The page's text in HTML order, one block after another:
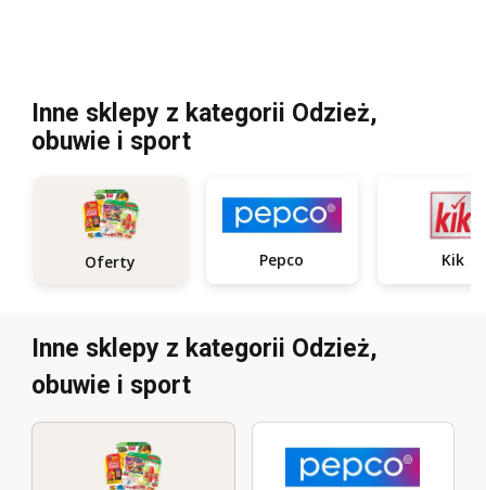
Inne sklepy z kategorii Odzież,
obuwie i sport
Oferty Pepco Kik
Inne sklepy z kategorii Odzież,
obuwie i sport